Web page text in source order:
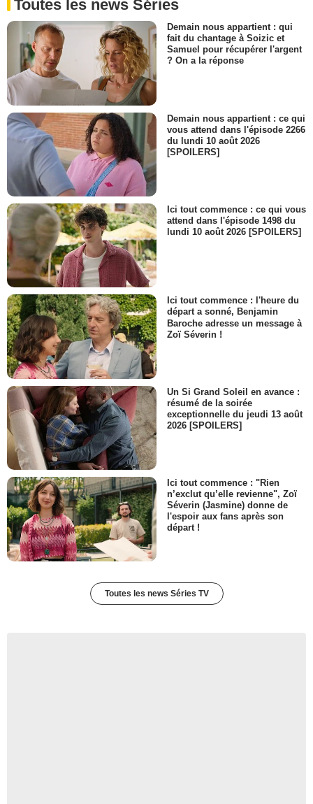
Julien Cosquéric
Platon commissariat
- 1 Episode :7
François Girard (III)
Policier municipal
- 1 Episode :3
Terrence Amadi
Chef de chantier
- 1 Episode :6
Djibril Gueye
Douanier
- 1 Episode :8
Philippe Soutan
Maton pastrami
- 1 Episode :1
Laurence Frémont
Gardienne immeuble Lucille
- 1 Episode :3
Evelyn Garrigo-Barritt
Juliette
- 1 Episode :8
Benoit de Gaulejac
Avocat
- 1 Episode :3
Isma Kebe
Livreur de pizza
- 1 Episode :4
Morgane Manche
Emma jeune
- 1 Episode :8
Julie Pacheco
Infirmière DPJ
- 1 Episode :4
Sami Darwich
Ouvrier syrien
- 1 Episode :6
Alexandre Lajoie
Technicien PTS
- 1 Episode :6
Toutes les news Séries
Demain nous appartient : qui
fait du chantage à Soizic et
Samuel pour récupérer l'argent
? On a la réponse
Demain nous appartient : ce qui
vous attend dans l'épisode 2266
du lundi 10 août 2026
[SPOILERS]
Ici tout commence : ce qui vous
attend dans l'épisode 1498 du
lundi 10 août 2026 [SPOILERS]
Ici tout commence : l'heure du
départ a sonné, Benjamin
Baroche adresse un message à
Zoï Séverin !
Un Si Grand Soleil en avance :
résumé de la soirée
exceptionnelle du jeudi 13 août
2026 [SPOILERS]
Ici tout commence : "Rien
n’exclut qu’elle revienne", Zoï
Séverin (Jasmine) donne de
l'espoir aux fans après son
départ !
Toutes les news Séries TV